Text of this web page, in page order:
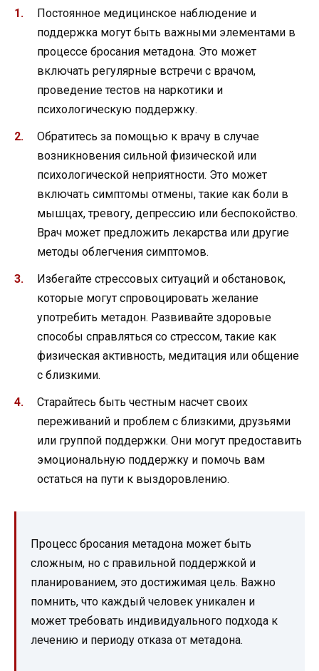
Постоянное медицинское наблюдение и
поддержка могут быть важными элементами в
процессе бросания метадона. Это может
включать регулярные встречи с врачом,
проведение тестов на наркотики и
психологическую поддержку.
Обратитесь за помощью к врачу в случае
возникновения сильной физической или
психологической неприятности. Это может
включать симптомы отмены, такие как боли в
мышцах, тревогу, депрессию или беспокойство.
Врач может предложить лекарства или другие
методы облегчения симптомов.
Избегайте стрессовых ситуаций и обстановок,
которые могут спровоцировать желание
употребить метадон. Развивайте здоровые
способы справляться со стрессом, такие как
физическая активность, медитация или общение
с близкими.
Старайтесь быть честным насчет своих
переживаний и проблем с близкими, друзьями
или группой поддержки. Они могут предоставить
эмоциональную поддержку и помочь вам
остаться на пути к выздоровлению.
Процесс бросания метадона может быть
сложным, но с правильной поддержкой и
планированием, это достижимая цель. Важно
помнить, что каждый человек уникален и
может требовать индивидуального подхода к
лечению и периоду отказа от метадона.